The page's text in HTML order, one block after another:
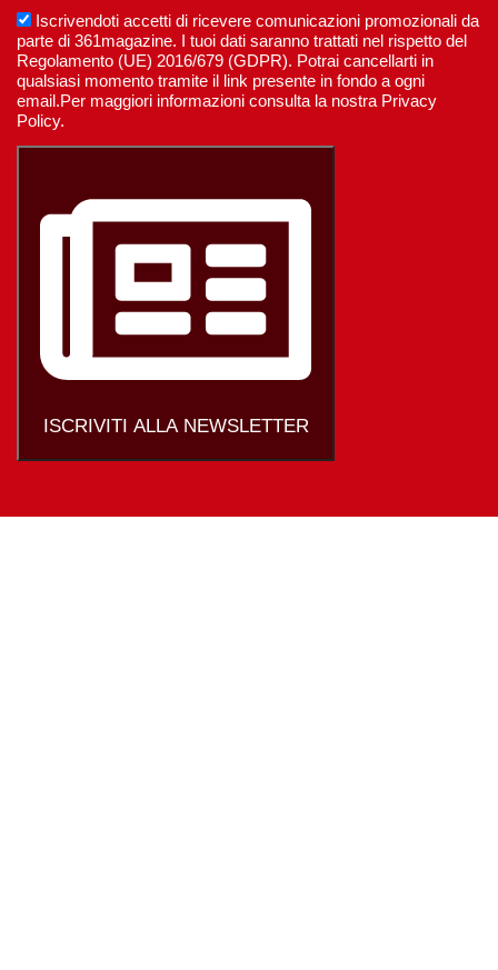
Iscrivendoti accetti di ricevere comunicazioni promozionali da
parte di 361magazine. I tuoi dati saranno trattati nel rispetto del
Regolamento (UE) 2016/679 (GDPR). Potrai cancellarti in
qualsiasi momento tramite il link presente in fondo a ogni
email.Per maggiori informazioni consulta la nostra Privacy
Policy.
ISCRIVITI ALLA NEWSLETTER